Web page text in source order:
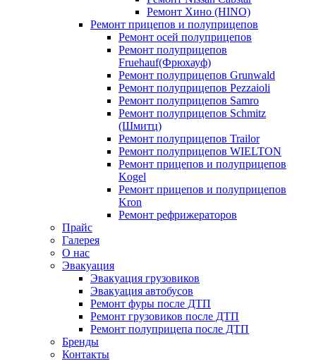
Ремонт Хино (HINO)
Ремонт прицепов и полуприцепов
Ремонт осей полуприцепов
Ремонт полуприцепов
Fruehauf(Фрюхауф)
Ремонт полуприцепов Grunwald
Ремонт полуприцепов Pezzaioli
Ремонт полуприцепов Samro
Ремонт полуприцепов Schmitz
(Шмитц)
Ремонт полуприцепов Trailor
Ремонт полуприцепов WIELTON
Ремонт прицепов и полуприцепов
Kogel
Ремонт прицепов и полуприцепов
Kron
Ремонт рефрижераторов
Прайс
Галерея
О нас
Эвакуация
Эвакуация грузовиков
Эвакуация автобусов
Ремонт фуры после ДТП
Ремонт грузовиков после ДТП
Ремонт полуприцепа после ДТП
Бренды
Контакты